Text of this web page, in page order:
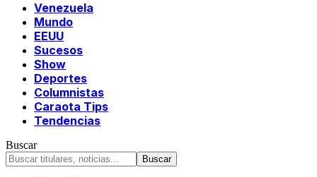
Venezuela
Mundo
EEUU
Sucesos
Show
Deportes
Columnistas
Caraota Tips
Tendencias
Buscar